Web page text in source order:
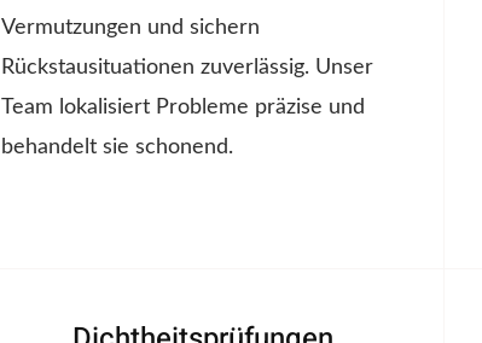
Vermutzungen und sichern
Rückstausituationen zuverlässig. Unser
Team lokalisiert Probleme präzise und
behandelt sie schonend.